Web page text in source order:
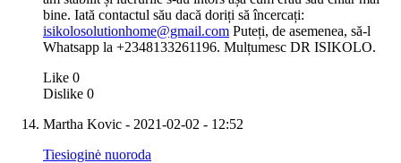
bine. Iată contactul său dacă doriți să încercați:
isikolosolutionhome@gmail.com Puteți, de asemenea, să-l
Whatsapp la +2348133261196. Mulțumesc DR ISIKOLO.
Like 0
Dislike 0
Martha Kovic - 2021-02-02 - 12:52
Tiesioginė nuoroda